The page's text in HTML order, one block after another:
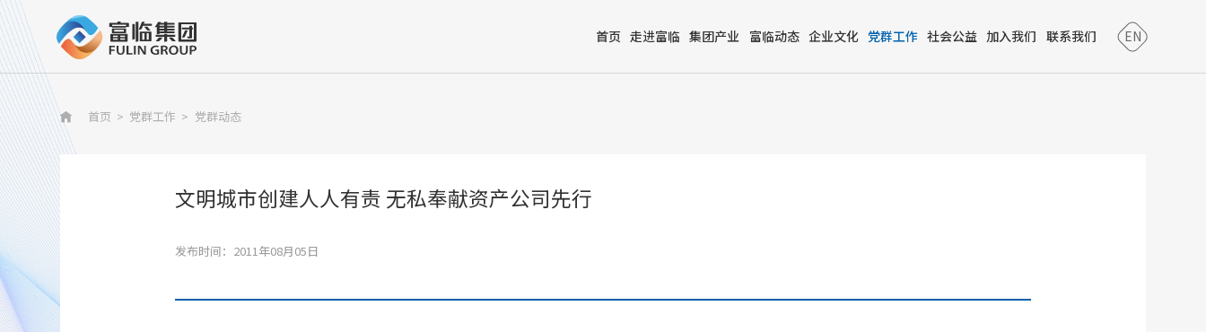
首页 走进富临 集团产业 富临动态 企业文化 党群工作 社会公益 加入我们 联系我们 EN
 首页 > 党群工作 > 党群动态
文明城市创建人人有责 无私奉献资产公司先行
发布时间：2011年08月05日